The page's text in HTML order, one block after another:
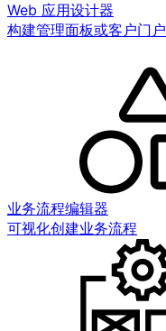
Web 应用设计器
构建管理面板或客户门户
业务流程编辑器
可视化创建业务流程